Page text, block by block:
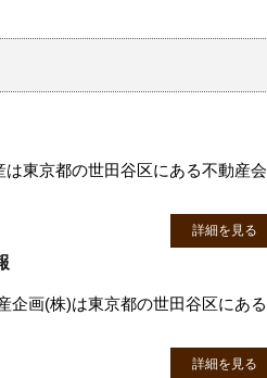
東京都の世田谷区にある不動産会
詳細を見る
企画(株)は東京都の世田谷区にある
詳細を見る